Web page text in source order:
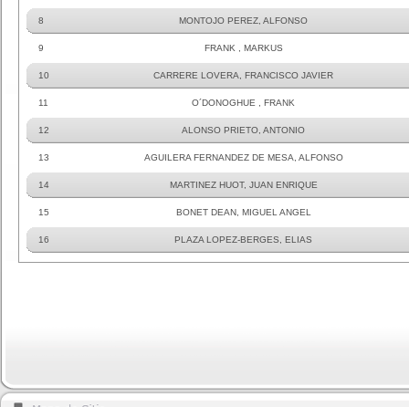
8 MONTOJO PEREZ, ALFONSO
9 FRANK , MARKUS
10 CARRERE LOVERA, FRANCISCO JAVIER
11 O´DONOGHUE , FRANK
12 ALONSO PRIETO, ANTONIO
13 AGUILERA FERNANDEZ DE MESA, ALFONSO
14 MARTINEZ HUOT, JUAN ENRIQUE
15 BONET DEAN, MIGUEL ANGEL
16 PLAZA LOPEZ-BERGES, ELIAS